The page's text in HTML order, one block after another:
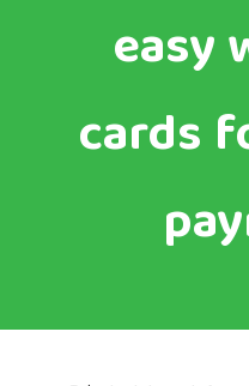
easy
cards